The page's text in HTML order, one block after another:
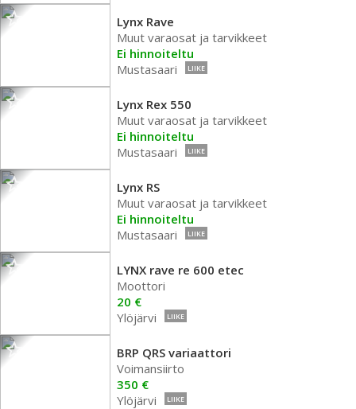
Lynx Rave
Muut varaosat ja tarvikkeet
Ei hinnoiteltu
Mustasaari
LIIKE
Lynx Rex 550
Muut varaosat ja tarvikkeet
Ei hinnoiteltu
Mustasaari
LIIKE
Lynx RS
Muut varaosat ja tarvikkeet
Ei hinnoiteltu
Mustasaari
LIIKE
LYNX rave re 600 etec
Moottori
20 €
Ylöjärvi
LIIKE
BRP QRS variaattori
Voimansiirto
350 €
Ylöjärvi
LIIKE